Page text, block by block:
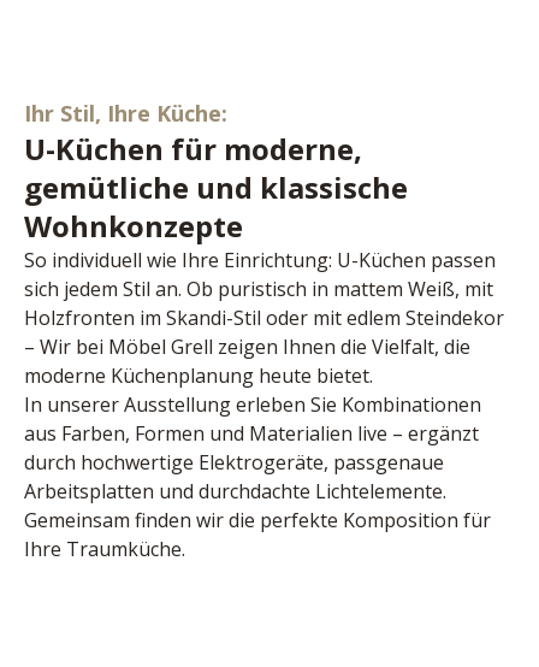
Ihr Stil, Ihre Küche:
U-Küchen für moderne,
gemütliche und klassische
Wohnkonzepte
So individuell wie Ihre Einrichtung: U-Küchen passen
sich jedem Stil an. Ob puristisch in mattem Weiß, mit
Holzfronten im Skandi-Stil oder mit edlem Steindekor
– Wir bei Möbel Grell zeigen Ihnen die Vielfalt, die
moderne Küchenplanung heute bietet.
In unserer Ausstellung erleben Sie Kombinationen
aus Farben, Formen und Materialien live – ergänzt
durch hochwertige Elektrogeräte, passgenaue
Arbeitsplatten und durchdachte Lichtelemente.
Gemeinsam finden wir die perfekte Komposition für
Ihre Traumküche.